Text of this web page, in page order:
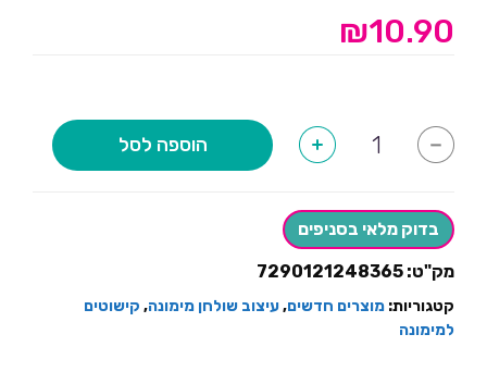
₪10.90
-
של
+ הוספה לסל
בדוק מלאי בסניפים
מק"ט: 7290121248365
קטגוריות: מוצרים חדשים,עיצוב שולחן מימונה, קישוטים
למימונה